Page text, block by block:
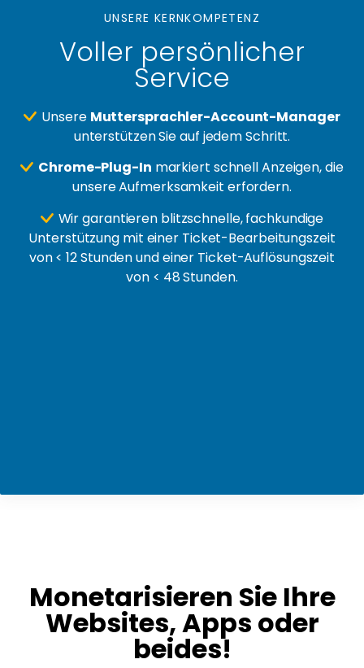
UNSERE KERNKOMPETENZ
Voller persönlicher
Service
Unsere Muttersprachler-Account-Manager
unterstützen Sie auf jedem Schritt.
Chrome-Plug-In markiert schnell Anzeigen, die
unsere Aufmerksamkeit erfordern.
Wir garantieren blitzschnelle, fachkundige
Unterstützung mit einer Ticket-Bearbeitungszeit
von < 12 Stunden und einer Ticket-Auflösungszeit
von < 48 Stunden.
Monetarisieren Sie Ihre
Websites, Apps oder
beides!